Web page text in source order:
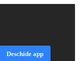
Deschide app